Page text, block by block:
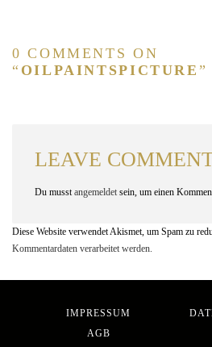
0 COMMENTS ON
“ OILPAINTSPICTURE ”
LEAVE
Du musstangemeldet sein, um einen
Diese Website verwendet Akismet, um Spam zu
Kommentardaten verarbeitet werden.
IMPRESSUM
AGB